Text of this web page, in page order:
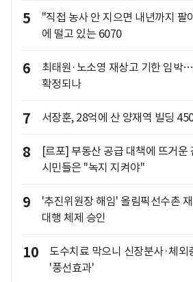
5
"직접 농사 안 지으면 내년까지
에 떨고 있는 6070
6
최태원·노소영 재상고 기한 임박
확정되나
7 서장훈, 28억에 산 양재역 빌딩
8
[르포] 부동산 공급 대책에 뜨거
시민들은 "녹지 지켜야"
9
'추진위원장 해임' 올림픽선수촌
대행 체제 승인
10
도수치료 막으니 신장분사·체
'풍선효과'